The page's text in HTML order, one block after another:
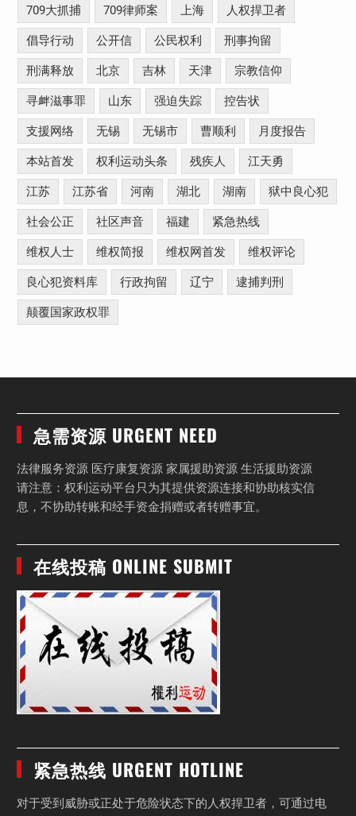
709大抓捕 709律师案 上海 人权捍卫者
倡导行动 公开信 公民权利 刑事拘留
刑满释放 北京 吉林 天津 宗教信仰
寻衅滋事罪 山东 强迫失踪 控告状
支援网络 无锡 无锡市 曹顺利 月度报告
本站首发 权利运动头条 残疾人 江天勇
江苏 江苏省 河南 湖北 湖南 狱中良心犯
社会公正 社区声音 福建 紧急热线
维权人士 维权简报 维权网首发 维权评论
良心犯资料库 行政拘留 辽宁 逮捕判刑
颠覆国家政权罪
急需资源 URGENT NEED
法律服务资源 医疗康复资源 家属援助资源 生活援助资源
请注意：权利运动平台只为其提供资源连接和协助核实信
息，不协助转账和经手资金捐赠或者转赠事宜。
在线投稿 ONLINE SUBMIT
紧急热线 URGENT HOTLINE
对于受到威胁或正处于危险状态下的人权捍卫者，可通过电